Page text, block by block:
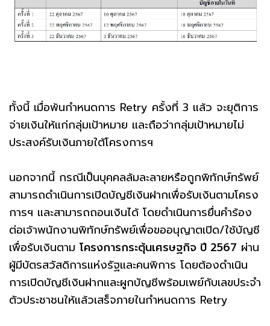
ทั้งนี้ เมื่อพ้นกำหนดการ Retry ครั้งที่ 3 แล้ว จะยุติการ
จ่ายเงินให้แก่กลุ่มเป้าหมาย และถือว่ากลุ่มเป้าหมายไม่
ประสงค์รับเงินภายใต้โครงการฯ
นอกจากนี้ กรณีเป็นบุคคลล้มละลายหรือถูกพิทักษ์ทรัพย์
สามารถดำเนินการเปิดบัญชีเงินฝากเพื่อรับเงินตามโครง
การฯ และสามารถถอนเงินได้ โดยดำเนินการยื่นคำร้อง
ต่อเจ้าพนักงานพิทักษ์ทรัพย์เพื่อขออนุญาตเปิด/ใช้บัญชี
เพื่อรับเงินตาม โครงการกระตุ้นเศรษฐกิจ ปี 2567 ผ่าน
ผู้มีบัตรสวัสดิการแห่งรัฐและคนพิการ โดยต้องดำเนิน
การเปิดบัญชีเงินฝากและผูกบัญชีพร้อมเพย์กับเลขประจำ
ตัวประชาชนให้แล้วเสร็จภายในกำหนดการ Retry